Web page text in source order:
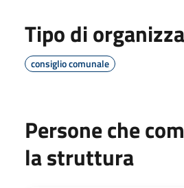
Tipo di
consiglio comunale
Persone che
la struttura